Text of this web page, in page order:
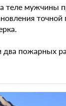
теле
пожарных